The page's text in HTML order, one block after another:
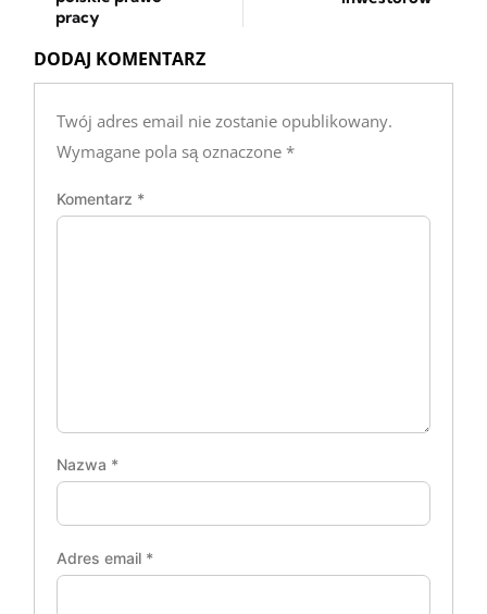
pracy
DODAJ KOMENTARZ
Twój adres email nie zostanie opublikowany.
Wymagane pola są oznaczone *
Komentarz *
Nazwa *
Adres email *